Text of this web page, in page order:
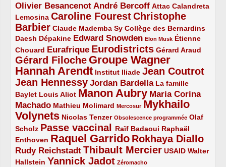
Olivier Besancenot
3/5 André Bercoff
3/5 Attac
2/5
Calandreta
Lemosina
2/5 Caroline Fourest
4/5
Christophe
Barbier
4/5 Claude Mademba Sy
2/5 Collège des Bernardins
2/5
Daesh
2/5 Dépakine
2/5 Edward Snowden
3/5 Elon Musk
1/5
Étienne
Chouard
2/5 Eurafrique
3/5 Eurodistricts
4/5 Gérard Araud
2/5
Gérard Filoche
4/5 Groupe Wagner
5/5
Hannah Arendt
5/5 Institut Iliade
2/5 Jean Coutrot
4/5
Jean Hennessy
4/5 Jordan Bardella
3/5
La famille
Baylet
2/5 Louis Aliot
2/5 Manon Aubry
5/5
Maria Corina
Machado
3/5 Mathieu Molimard
2/5 Mercosur
1/5
Mykhailo
Volynets
5/5 Nicolas Tenzer
2/5 Obsolescence programmée
1/5
Olaf
Scholz
2/5 Passe vaccinal
4/5 Raïf Badaoui
2/5
Raphaël
Enthoven
2/5 Raquel Garrido
5/5 Rokhaya Diallo
4/5
Rudy Reichstadt
3/5 Thibault Mercier
4/5 USAID
2/5
Walter
Hallstein
2/5 Yannick Jadot
4/5 Zéromacho
1/5